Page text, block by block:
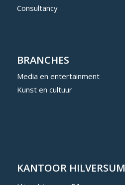
Consultancy
BRANCHES
Media en entertainment
Kunst en cultuur
KANTOOR HILVERSUM